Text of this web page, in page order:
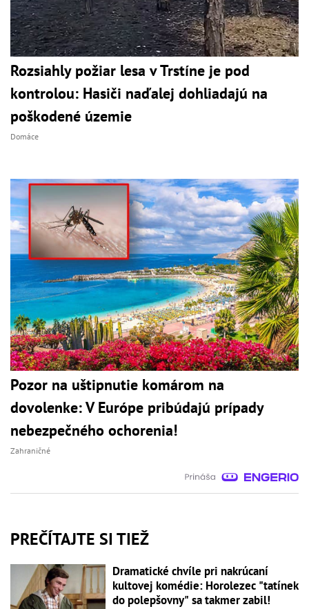
Rozsiahly požiar lesa v Trstíne je pod
kontrolou: Hasiči naďalej dohliadajú na
poškodené územie
Domáce
Pozor na uštipnutie komárom na
dovolenke: V Európe pribúdajú prípady
nebezpečného ochorenia!
Zahraničné
PREČÍTAJTE SI TIEŽ
Dramatické chvíle pri nakrúcaní
kultovej komédie: Horolezec "tatínek
do polepšovny" sa takmer zabil!